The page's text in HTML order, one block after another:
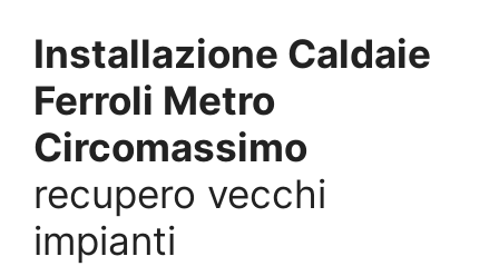
Installazione Caldaie
Ferroli Metro
Circomassimo
recupero vecchi
impianti